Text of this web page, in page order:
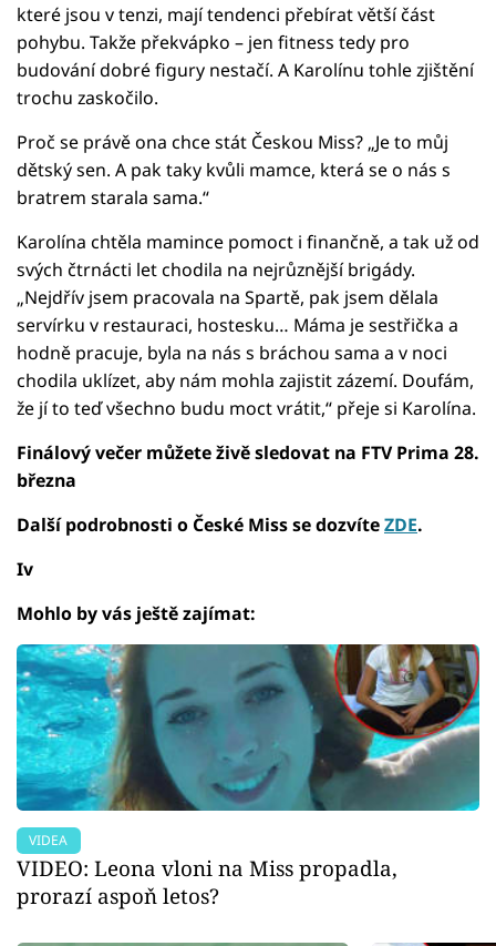
které jsou v tenzi, mají tendenci přebírat větší část
pohybu. Takže překvápko – jen fitness tedy pro
budování dobré figury nestačí. A Karolínu tohle zjištění
trochu zaskočilo.
Proč se právě ona chce stát Českou Miss? „Je to můj
dětský sen. A pak taky kvůli mamce, která se o nás s
bratrem starala sama.“
Karolína chtěla mamince pomoct i finančně, a tak už od
svých čtrnácti let chodila na nejrůznější brigády.
„Nejdřív jsem pracovala na Spartě, pak jsem dělala
servírku v restauraci, hostesku… Máma je sestřička a
hodně pracuje, byla na nás s bráchou sama a v noci
chodila uklízet, aby nám mohla zajistit zázemí. Doufám,
že jí to teď všechno budu moct vrátit,“ přeje si Karolína.
Finálový večer můžete živě sledovat na FTV Prima 28.
března
Další podrobnosti o České Miss se dozvíteZDE.
Iv
Mohlo by vás ještě zajímat:
VIDEA
VIDEO: Leona vloni na Miss propadla,
prorazí aspoň letos?